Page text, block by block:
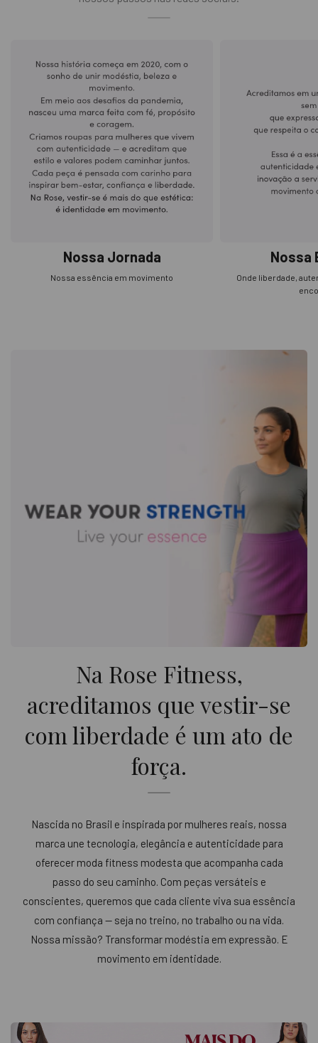
Nossa Jornada
Nossa essência em movimento
Nossa
Onde liberdade,
Na Rose Fitness,
acreditamos que vestir-se
com liberdade é um ato de
força.
Nascida no Brasil e inspirada por mulheres reais, nossa
marca une tecnologia, elegância e autenticidade para
oferecer moda fitness modesta que acompanha cada
passo do seu caminho. Com peças versáteis e
conscientes, queremos que cada cliente viva sua essência
com confiança — seja no treino, no trabalho ou na vida.
Nossa missão? Transformar modéstia em expressão. E
movimento em identidade.